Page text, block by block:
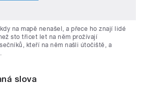
na mapě nenašel, a přece ho znají lidé
sto třicet let na něm prožívají
kteří na něm našli útočiště, a
slova